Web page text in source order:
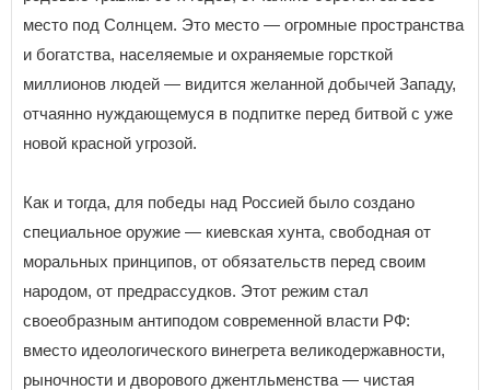
место под Солнцем. Это место — огромные пространства
и богатства, населяемые и охраняемые горсткой
миллионов людей — видится желанной добычей Западу,
отчаянно нуждающемуся в подпитке перед битвой с уже
новой красной угрозой.
Как и тогда, для победы над Россией было создано
специальное оружие — киевская хунта, свободная от
моральных принципов, от обязательств перед своим
народом, от предрассудков. Этот режим стал
своеобразным антиподом современной власти РФ:
вместо идеологического винегрета великодержавности,
рыночности и дворового джентльменства — чистая